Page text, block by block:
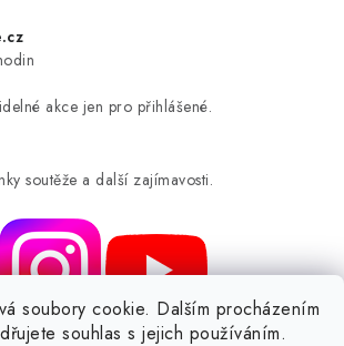
soubory cookie. Dalším procházením
souhlas s jejich používáním.
akce jen pro přihlášené.
soutěže a další zajímavosti.